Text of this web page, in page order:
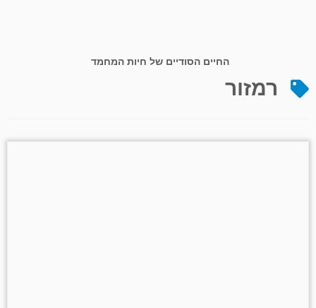
החיים הסודיים של חיות המחמד
רמזור